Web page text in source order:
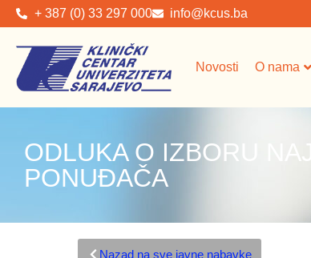
+ 387 (0) 33 297 000 info@kcus.ba
Novosti O nama
ODLUKA O IZBORU
PONUĐAČA
Nazad na sve javne nabavke